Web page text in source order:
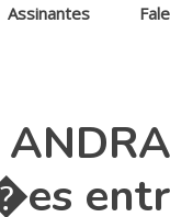
Assinantes